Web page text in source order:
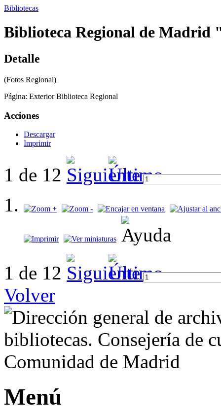
Bibliotecas
Biblioteca Regional de Madrid
Detalle
(Fotos Regional)
Página: Exterior Biblioteca Regional
Acciones
Descargar
Imprimir
1 de 12
1 de 12
Volver
Menú